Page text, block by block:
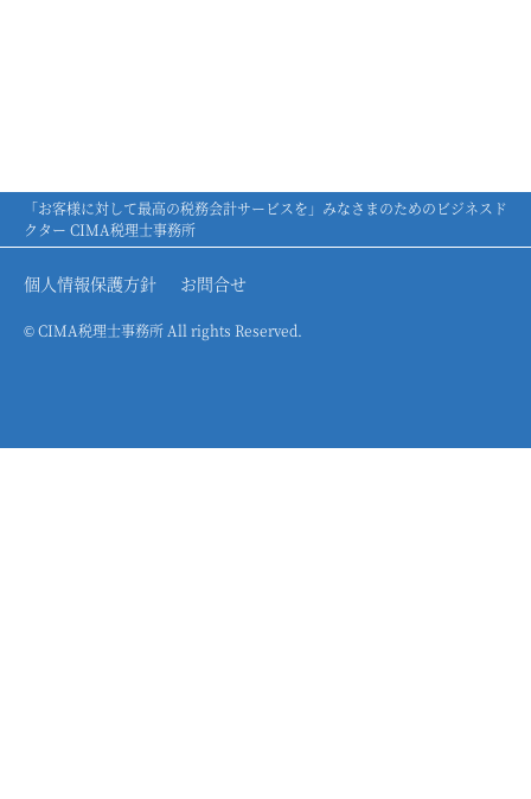
「お客様に対して最高の税務会計サービスを」みなさまのためのビジネスド
クター CIMA税理士事務所
個人情報保護方針 お問合せ
© CIMA税理士事務所 All rights Reserved.